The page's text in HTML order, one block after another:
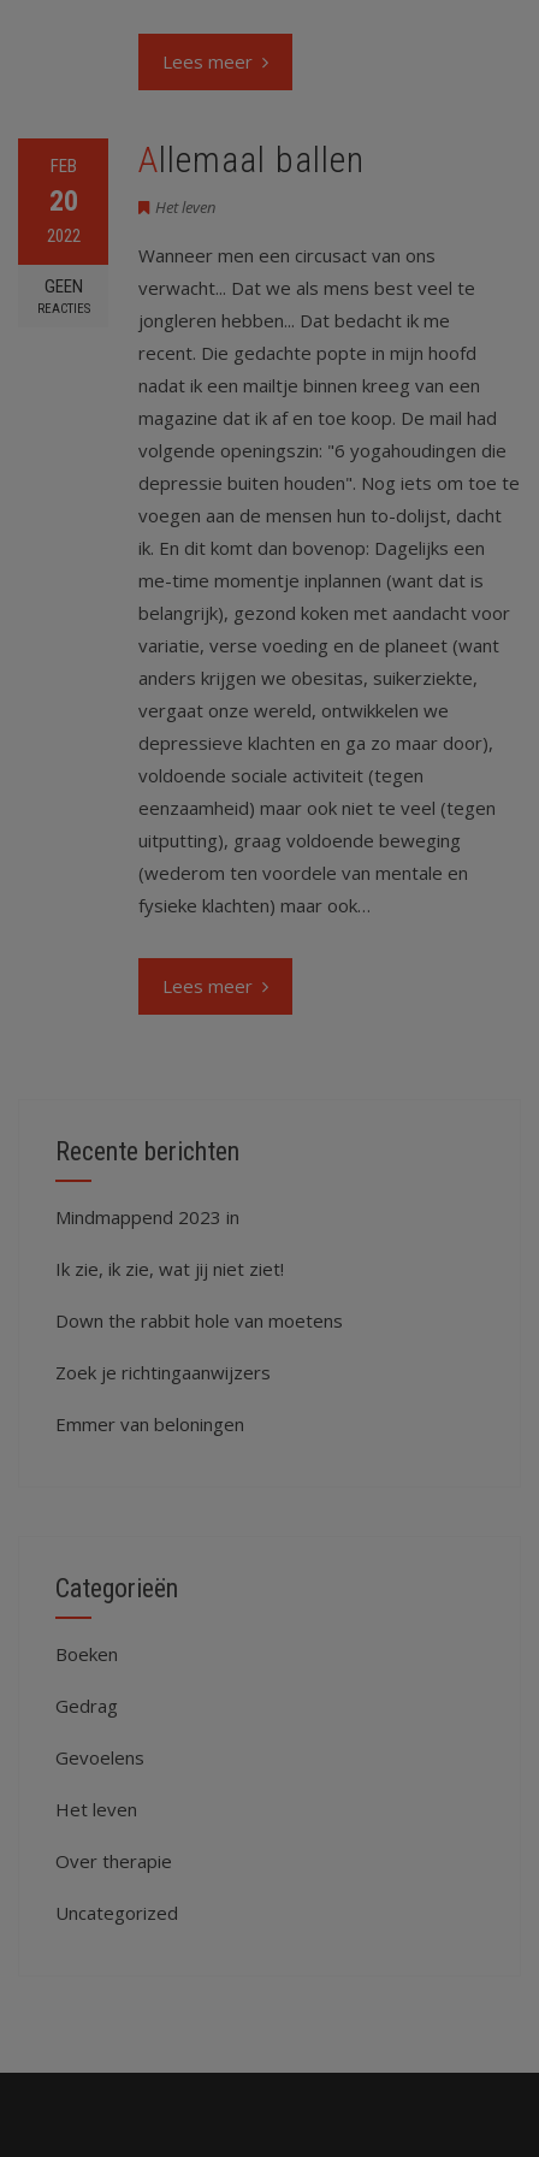
Lees meer
FEB
20
2022
GEEN
REACTIES
Allemaal ballen
Het leven
Wanneer men een circusact van ons
verwacht... Dat we als mens best veel te
jongleren hebben... Dat bedacht ik me
recent. Die gedachte popte in mijn hoofd
nadat ik een mailtje binnen kreeg van een
magazine dat ik af en toe koop. De mail had
volgende openingszin: "6 yogahoudingen die
depressie buiten houden". Nog iets om toe te
voegen aan de mensen hun to-dolijst, dacht
ik. En dit komt dan bovenop: Dagelijks een
me-time momentje inplannen (want dat is
belangrijk), gezond koken met aandacht voor
variatie, verse voeding en de planeet (want
anders krijgen we obesitas, suikerziekte,
vergaat onze wereld, ontwikkelen we
depressieve klachten en ga zo maar door),
voldoende sociale activiteit (tegen
eenzaamheid) maar ook niet te veel (tegen
uitputting), graag voldoende beweging
(wederom ten voordele van mentale en
fysieke klachten) maar ook…
Lees meer
Recente berichten
Mindmappend 2023 in
Ik zie, ik zie, wat jij niet ziet!
Down the rabbit hole van moetens
Zoek je richtingaanwijzers
Emmer van beloningen
Categorieën
Boeken
Gedrag
Gevoelens
Het leven
Over therapie
Uncategorized